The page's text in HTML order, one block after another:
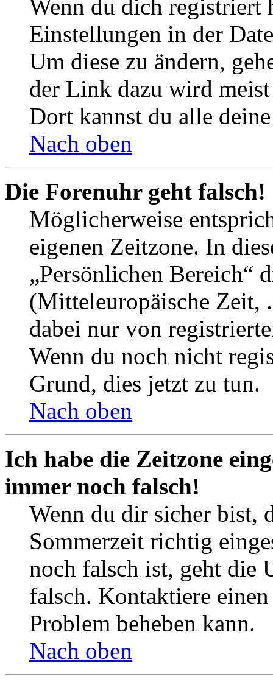
Wenn du dich registriert
Einstellungen in der
Um diese zu ändern,
der Link dazu wird
Dort kannst du alle
Nach oben
Die Forenuhr geht falsch!
Möglicherweise
eigenen Zeitzone. In
„Persönlichen Bereich“
(Mitteleuropäische Zeit,
dabei nur von
Wenn du noch nicht
Grund, dies jetzt zu tun.
Nach oben
Ich habe die Zeitzone
immer noch falsch!
Wenn du dir sicher bist,
Sommerzeit richtig
noch falsch ist, geht die
falsch. Kontaktiere
Problem beheben kann.
Nach oben